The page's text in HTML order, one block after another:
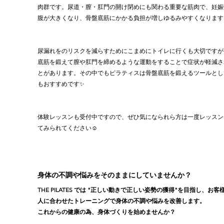
肉群です。尿道・膣・肛門の開け閉めにも関わる重要な筋肉で、妊
腹が大きくなり、骨盤底筋にかかる負担が増しゆるみやすくなりま
尿漏れをのリスクを減らすためにこまめにトイレに行くも大切です
底筋を鍛えて膣や肛門を締めるような運動をすることで症状が軽減
とがあります。その中でもピラティスは骨盤底筋を鍛えるツールと
もおすすめです✨
体験レッスンも受付中ですので、ぜひ気になられら方は一度レッス
てみられてください☺️
身体の不調や悩みをそのままにしていませんか？
THE PILATES では "正しい動きで正しい姿勢の獲得"を目指し、お客
人に合わせたトレーニングで身体の不調や悩みを改善します。
これからの健康の為、身体づくりを始めませんか？